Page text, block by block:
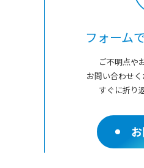
フォーム
ご不明点や
お問い合わせ
すぐに折り